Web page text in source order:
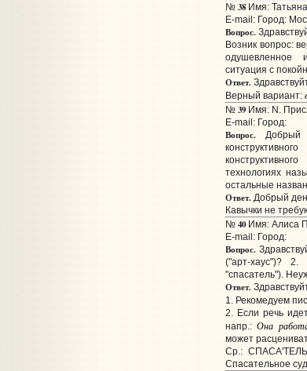
№ 38Имя:
E-mail: Город:
Вопрос.
Возник вопрос:
одушевленное
ситуация с
Ответ.
Верный вариант:
№ 39Имя: N.
E-mail: Город:
Вопрос.Добрый
технологиях
остальные
Ответ.Добрый
Кавычки не
№ 40Имя: Алиса
E-mail: Город:
Вопрос.
("арт-хаус")?
"спасатель").
Ответ.
1. Рекомедуем
2. Если речь
напр.:Она
может
Ср.:
Спасательное